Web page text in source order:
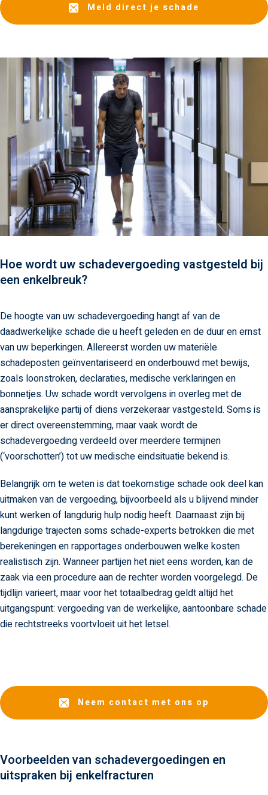
Meld direct je schade
Hoe wordt uw schadevergoeding vastgesteld bij
een enkelbreuk?
De hoogte van uw schadevergoeding hangt af van de
daadwerkelijke schade die u heeft geleden en de duur en ernst
van uw beperkingen. Allereerst worden uw materiële
schadeposten geïnventariseerd en onderbouwd met bewijs,
zoals loonstroken, declaraties, medische verklaringen en
bonnetjes. Uw schade wordt vervolgens in overleg met de
aansprakelijke partij of diens verzekeraar vastgesteld. Soms is
er direct overeenstemming, maar vaak wordt de
schadevergoeding verdeeld over meerdere termijnen
(‘voorschotten’) tot uw medische eindsituatie bekend is.
Belangrijk om te weten is dat toekomstige schade ook deel kan
uitmaken van de vergoeding, bijvoorbeeld als u blijvend minder
kunt werken of langdurig hulp nodig heeft. Daarnaast zijn bij
langdurige trajecten soms schade-experts betrokken die met
berekeningen en rapportages onderbouwen welke kosten
realistisch zijn. Wanneer partijen het niet eens worden, kan de
zaak via een procedure aan de rechter worden voorgelegd. De
tijdlijn varieert, maar voor het totaalbedrag geldt altijd het
uitgangspunt: vergoeding van de werkelijke, aantoonbare schade
die rechtstreeks voortvloeit uit het letsel.
Neem contact met ons op
Voorbeelden van schadevergoedingen en
uitspraken bij enkelfracturen